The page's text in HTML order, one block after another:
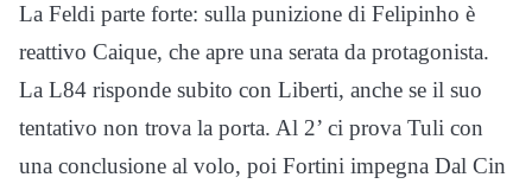
La Feldi parte forte: sulla punizione di Felipinho è
reattivo Caique, che apre una serata da protagonista.
La L84 risponde subito con Liberti, anche se il suo
tentativo non trova la porta. Al 2’ ci prova Tuli con
una conclusione al volo, poi Fortini impegna Dal Cin